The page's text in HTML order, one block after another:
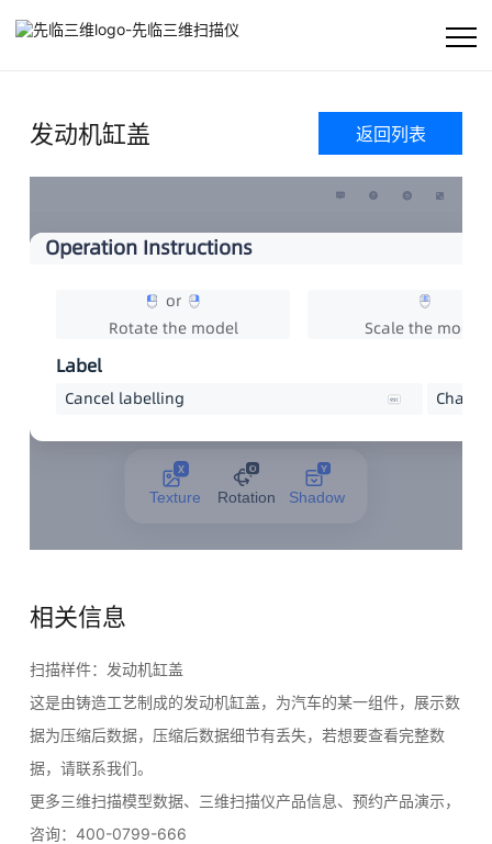
产品及方案
发动机缸盖 返回列表
相关信息
扫描样件：发动机缸盖
这是由铸造工艺制成的发动机缸盖，为汽车的某一组件，展示数
据为压缩后数据，压缩后数据细节有丢失，若想要查看完整数
据，请联系我们。
更多三维扫描模型数据、三维扫描仪产品信息、预约产品演示，
咨询：400-0799-666